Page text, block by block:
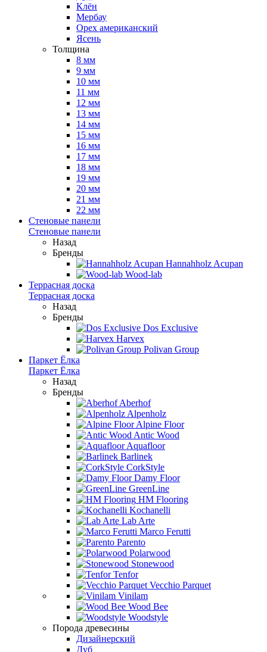
Клён
Мербау
Орех американский
Ясень
Толщина
8 мм
9 мм
10 мм
11 мм
12 мм
13 мм
14 мм
15 мм
16 мм
17 мм
18 мм
19 мм
20 мм
21 мм
22 мм
Стеновые панели
Стеновые панели
Назад
Бренды
Hannahholz Acupan
Wood-lab
Террасная доска
Террасная доска
Назад
Бренды
Dos Exclusive
Harvex
Polivan Group
Паркет Ёлка
Паркет Ёлка
Назад
Бренды
Aberhof
Alpenholz
Alpine Floor
Antic Wood
Aquafloor
Barlinek
CorkStyle
Damy Floor
GreenLine
HM Flooring
Kochanelli
Lab Arte
Marco Ferutti
Parento
Polarwood
Stonewood
Tenfor
Vecchio Parquet
Vinilam
Wood Bee
Woodstyle
Порода древесины
Дизайнерский
Дуб